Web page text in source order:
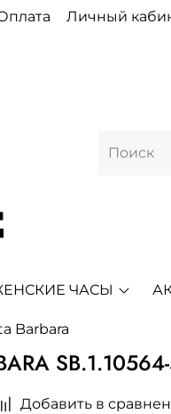
Личный
ЧАСЫ
Barbara
Добавить в